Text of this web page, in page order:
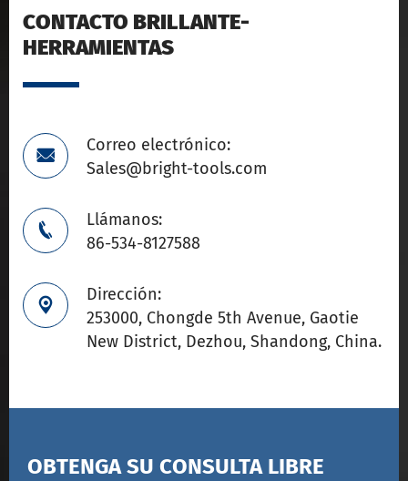
CONTACTO BRILLANTE-
HERRAMIENTAS

Correo electrónico:
Sales@bright-tools.com

Llámanos:
86-534-8127588

Dirección:
253000, Chongde 5th Avenue, Gaotie
New District, Dezhou, Shandong, China.
OBTENGA SU CONSULTA LIBRE